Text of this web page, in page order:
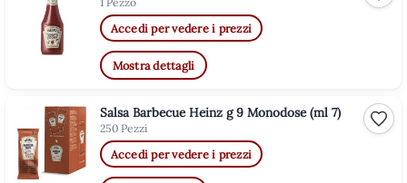
Accedi per vedere i prezzi
Mostra dettagli
Salsa Barbecue Heinz g 9 Monodose (ml 7)
250 Pezzi
Accedi per vedere i prezzi